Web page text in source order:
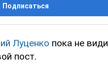
Подписаться
Луценко пока не
пост.